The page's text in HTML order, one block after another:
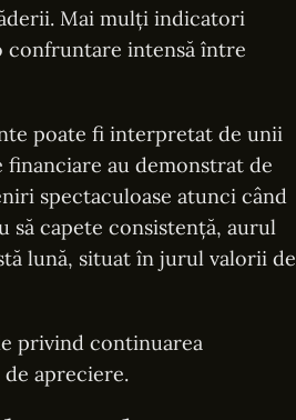
Mai mulți indicatori
confruntare intensă între
poate fi interpretat de unii
au demonstrat de
spectaculoase atunci când
să capete consistență, aurul
lună, situat în jurul valorii de
privind continuarea
apreciere.